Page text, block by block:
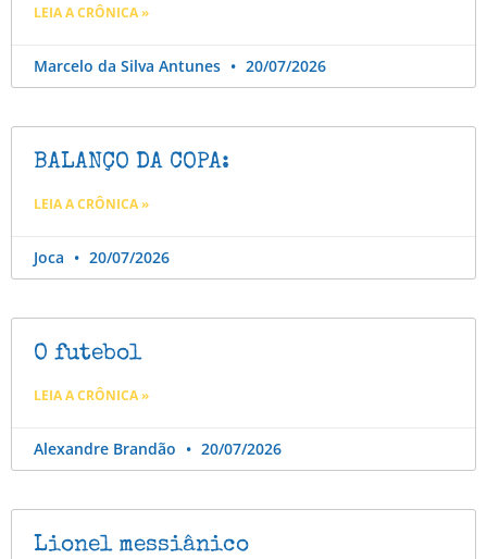
LEIA A CRÔNICA »
Marcelo da Silva Antunes 20/07/2026
BALANÇO DA COPA:
LEIA A CRÔNICA »
Joca 20/07/2026
O futebol
LEIA A CRÔNICA »
Alexandre Brandão 20/07/2026
Lionel messiânico